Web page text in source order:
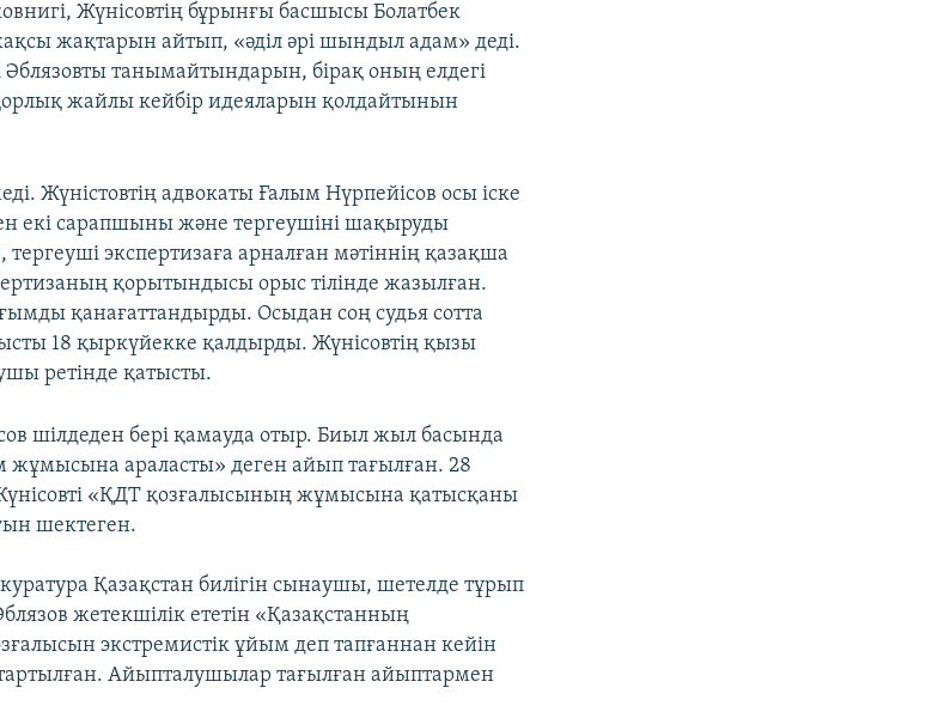
Жүнісовтің бұрынғы басшысы Болатбек
жақтарын айтып, «әділ әрі шындыл адам» деді.
Әблязовты танымайтындарын, бірақ оның елдегі
жайлы кейбір идеяларын қолдайтынын
Жүністовтің адвокаты Ғалым Нүрпейісов осы іске
екі сарапшыны және тергеушіні шақыруды
экспертизаға арналған мәтіннің қазақша
қорытындысы орыс тілінде жазылған.
қанағаттандырды. Осыдан соң судья сотта
18 қыркүйекке қалдырды. Жүнісовтің қызы
ретінде қатысты.
шілдеден бері қамауда отыр. Биыл жыл басында
араласты» деген айып тағылған. 28
«ҚДТ қозғалысының жұмысына қатысқаны
шектеген.
Қазақстан билігін сынаушы, шетелде тұрып
жетекшілік ететін «Қазақстанның
экстремистік ұйым деп тапғаннан кейін
Айыпталушылар тағылған айыптармен